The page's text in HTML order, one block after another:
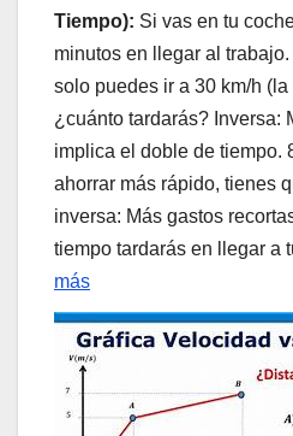
Tiempo): Si vas en tu
minutos en llegar al
solo puedes ir a 30 km/h
¿cuánto tardarás? Inversa:
implica el doble de tiempo.
ahorrar más rápido, tienes
inversa: Más gastos
tiempo tardarás en llegar a
más